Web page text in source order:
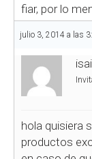
fiar, por lo
julio 3, 2014 a las
hola quisiera
productos